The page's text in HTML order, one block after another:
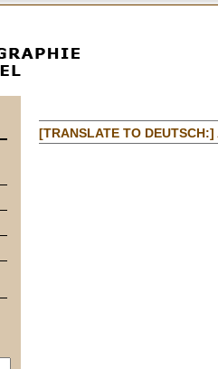
[TRANSLATE TO DEUTSCH:]